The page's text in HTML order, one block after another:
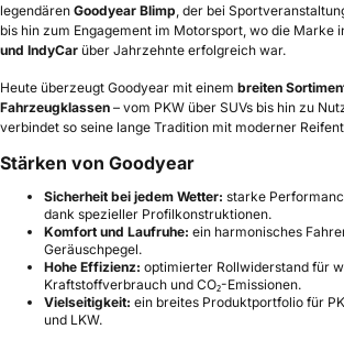
legendären Goodyear Blimp , der bei
bis hin zum Engagement im Motorsport, wo die Marke
und IndyCar über Jahrzehnte erfolgreich war.
Heute überzeugt Goodyear mit einem breiten
Fahrzeugklassen – vom PKW über SUVs bis hin zu
verbindet so seine lange Tradition mit moderner
Stärken von Goodyear
Sicherheit bei jedem Wetter: starke
dank spezieller Profilkonstruktionen.
Komfort und Laufruhe: ein harmonisches
Geräuschpegel.
Hohe Effizienz: optimierter Rollwiderstand für
Kraftstoffverbrauch und CO₂-Emissionen.
Vielseitigkeit: ein breites Produktportfolio für
und LKW.